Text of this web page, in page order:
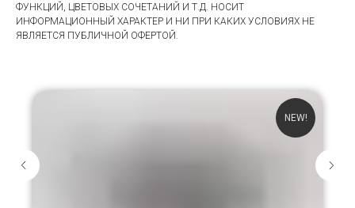
ФУНКЦИЙ, ЦВЕТОВЫХ СОЧЕТАНИЙ И Т.Д. НОСИТ
ИНФОРМАЦИОННЫЙ ХАРАКТЕР И НИ ПРИ КАКИХ УСЛОВИЯХ НЕ
ЯВЛЯЕТСЯ ПУБЛИЧНОЙ ОФЕРТОЙ.
NEW!